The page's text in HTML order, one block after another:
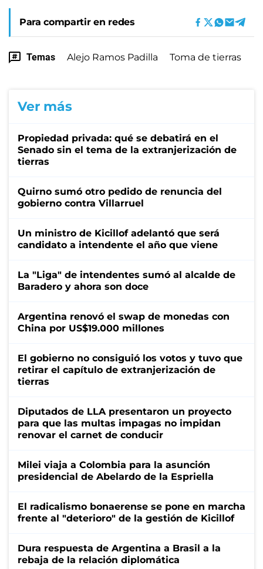
Para compartir en redes
Temas Alejo Ramos Padilla Toma de tierras
Ver más
Propiedad privada: qué se debatirá en el
Senado sin el tema de la extranjerización de
tierras
Quirno sumó otro pedido de renuncia del
gobierno contra Villarruel
Un ministro de Kicillof adelantó que será
candidato a intendente el año que viene
La "Liga" de intendentes sumó al alcalde de
Baradero y ahora son doce
Argentina renovó el swap de monedas con
China por US$19.000 millones
El gobierno no consiguió los votos y tuvo que
retirar el capítulo de extranjerización de
tierras
Diputados de LLA presentaron un proyecto
para que las multas impagas no impidan
renovar el carnet de conducir
Milei viaja a Colombia para la asunción
presidencial de Abelardo de la Espriella
El radicalismo bonaerense se pone en marcha
frente al "deterioro" de la gestión de Kicillof
Dura respuesta de Argentina a Brasil a la
rebaja de la relación diplomática